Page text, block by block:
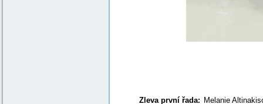
Zleva první řada: Melanie